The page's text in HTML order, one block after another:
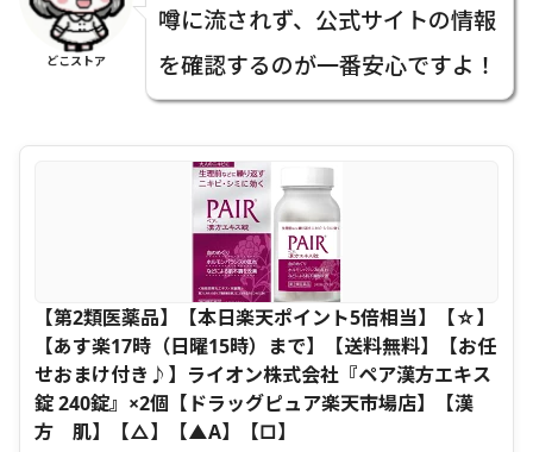
どこストア
噂に流されず、公式サイトの情報
を確認するのが一番安心ですよ！
【第2類医薬品】【本日楽天ポイント5倍相当】【☆】
【あす楽17時（日曜15時）まで】【送料無料】【お任
せおまけ付き♪】ライオン株式会社『ペア漢方エキス
錠 240錠』×2個【ドラッグピュア楽天市場店】【漢
方 肌】【△】【▲A】【□】